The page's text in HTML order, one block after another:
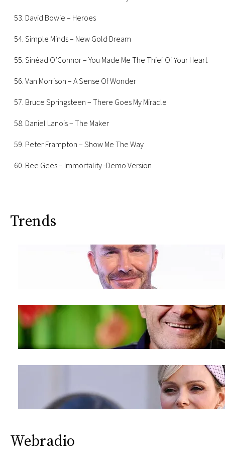
53. David Bowie – Heroes
54. Simple Minds – New Gold Dream
55. Sinéad O’Connor – You Made Me The Thief Of Your Heart
56. Van Morrison – A Sense Of Wonder
57. Bruce Springsteen – There Goes My Miracle
58. Daniel Lanois – The Maker
59. Peter Frampton – Show Me The Way
60. Bee Gees – Immortality -Demo Version
Trends
Webradio